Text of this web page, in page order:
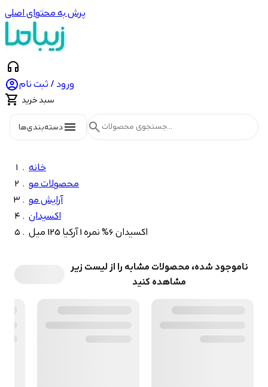
پرش به محتوای اصلی
headphones
ورود / ثبت نام
 سبد خرید
menuدسته‌بندی‌ها search
خانه
محصولات مو
آرایش مو
اکسیدان
اکسیدان 6% نمره 1 آرکیا 125 میل
ناموجود شده، محصولات مشابه را از لیست زیر
مشاهده کنید